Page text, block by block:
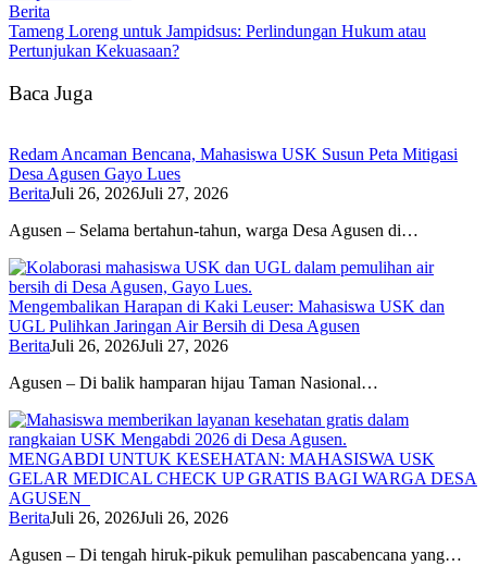
Berita
Tameng Loreng untuk Jampidsus: Perlindungan Hukum atau
Pertunjukan Kekuasaan?
Baca Juga
Redam Ancaman Bencana, Mahasiswa USK Susun Peta Mitigasi
Desa Agusen Gayo Lues
BeritaJuli 26, 2026Juli 27, 2026
Agusen – Selama bertahun-tahun, warga Desa Agusen di…
Mengembalikan Harapan di Kaki Leuser: Mahasiswa USK dan
UGL Pulihkan Jaringan Air Bersih di Desa Agusen
BeritaJuli 26, 2026Juli 27, 2026
Agusen – Di balik hamparan hijau Taman Nasional…
MENGABDI UNTUK KESEHATAN: MAHASISWA USK
GELAR MEDICAL CHECK UP GRATIS BAGI WARGA DESA
AGUSEN
BeritaJuli 26, 2026Juli 26, 2026
Agusen – Di tengah hiruk-pikuk pemulihan pascabencana yang…